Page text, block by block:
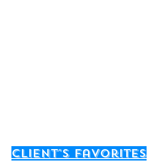
client's favorites